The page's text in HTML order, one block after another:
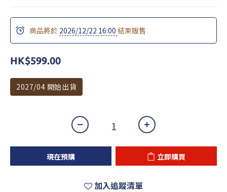
商品將於 2026/12/22 16:00 結束販售
HK$599.00
2027/04 開始出貨
現在預購 立即購買
加入追蹤清單